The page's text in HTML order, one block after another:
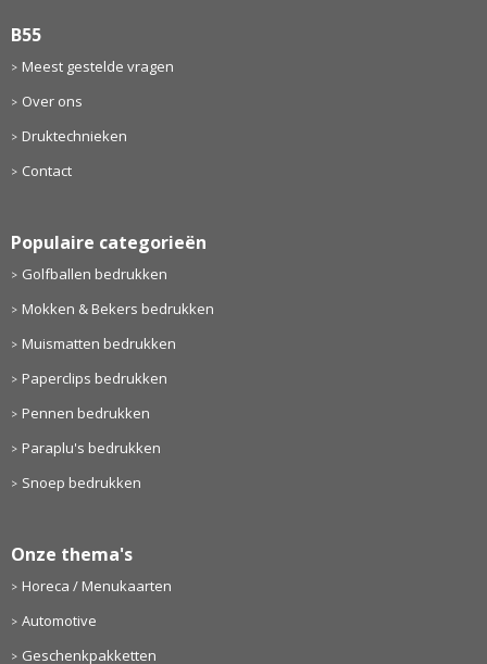
B55
Meest gestelde vragen
Over ons
Druktechnieken
Contact
Populaire categorieën
Golfballen bedrukken
Mokken & Bekers bedrukken
Muismatten bedrukken
Paperclips bedrukken
Pennen bedrukken
Paraplu's bedrukken
Snoep bedrukken
Onze thema's
Horeca / Menukaarten
Automotive
Geschenkpakketten